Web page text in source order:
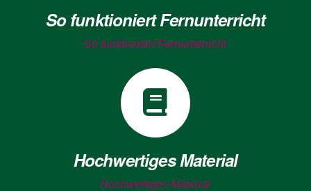
So funktioniert Fernunterricht
So funktioniert Fernunterricht
Hochwertiges Material
Hochwertiges Material